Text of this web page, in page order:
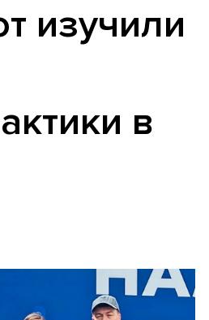
изучили
в